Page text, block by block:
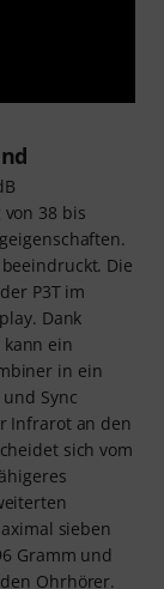
38 bis
Die
P3T im
Dank
ein
in ein
Sync
Infrarot an den
sich vom
sieben
Gramm und
Ohrhörer.